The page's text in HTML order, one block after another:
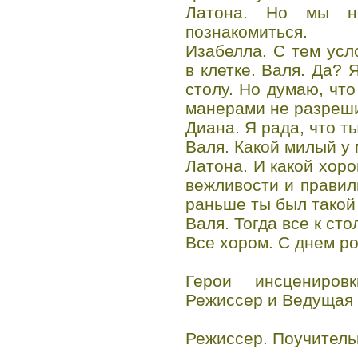
Латона. Но мы
познакомиться.
Изабелла. С тем
в клетке. Валя. Да?
столу. Но думаю,
манерами не
Диана. Я рада, что
Валя. Какой милый у
Латона. И какой
вежливости и
раньше ты был
Валя. Тогда все к
Все хором. С днем
Герои
Режиссер и Ведущая
Режиссер.